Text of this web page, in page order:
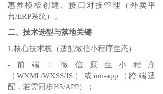
惠券模板创建、接口对接管理（外卖平
台/ERP系统）。
二、技术选型与落地关键
1.核心技术栈（适配微信小程序生态）
-前端：微信原生小程序
（WXML/WXSS/JS）或uni-app（跨端适
配，若需同步H5/APP）；